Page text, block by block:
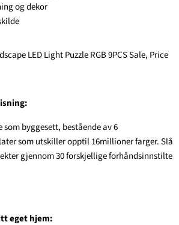
og dekor
som byggesett, bestående av 6
som utskiller opptil 16millioner farger. Slå
gjennom 30 forskjellige forhåndsinnstilte
eget hjem: